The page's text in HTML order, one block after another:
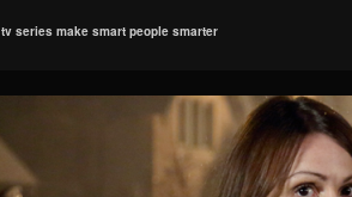
tv series make smart people smarter